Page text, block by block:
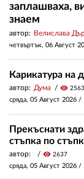
заплашваха,
знаем
автор: Велислава
четвъртък, 06 Август
Карикатура на
автор: Дума visibility 2563
сряда, 05 Август 2026 /
Прекъснати
стъпка по
автор: visibility 2637
сряда, 05 Август 2026 /